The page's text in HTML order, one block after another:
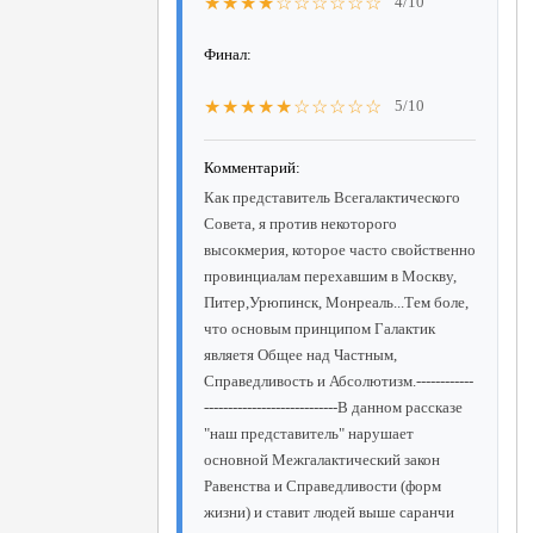
Финал:
★★★★★☆☆☆☆☆ 5/10
Комментарий:
Как представитель Всегалактического
Совета, я против некоторого
высокмерия, которое часто свойственно
провинциалам перехавшим в Москву,
Питер,Урюпинск, Монреаль...Тем боле,
что основым принципом Галактик
являетя Общее над Частным,
Справедливость и Абсолютизм.------------
----------------------------В данном рассказе
"наш представитель" нарушает
основной Межгалактический закон
Равенства и Справедливости (форм
жизни) и ставит людей выше саранчи